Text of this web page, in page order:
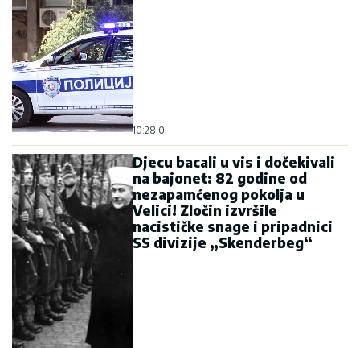
10:28|0
Djecu bacali u vis i dočekivali
na bajonet: 82 godine od
nezapamćenog pokolja u
Velici! Zločin izvršile
nacističke snage i pripadnici
SS divizije „Skenderbeg“